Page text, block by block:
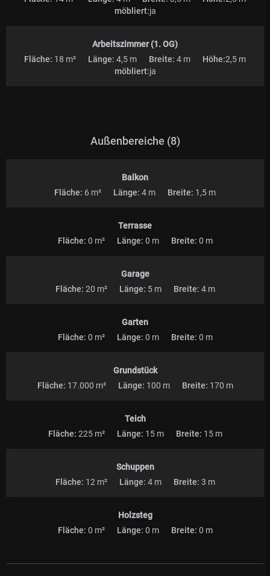
möbliert:ja
Arbeitszimmer (1. OG)
Fläche: 18 m² Länge: 4,5 m Breite: 4 m Höhe:2,5 m
möbliert:ja
Außenbereiche (8)
Balkon
Fläche: 6 m² Länge: 4 m Breite: 1,5 m
Terrasse
Fläche: 0 m² Länge: 0 m Breite: 0 m
Garage
Fläche: 20 m² Länge: 5 m Breite: 4 m
Garten
Fläche: 0 m² Länge: 0 m Breite: 0 m
Grundstück
Fläche: 17.000 m² Länge: 100 m Breite: 170 m
Teich
Fläche: 225 m² Länge: 15 m Breite: 15 m
Schuppen
Fläche: 12 m² Länge: 4 m Breite: 3 m
Holzsteg
Fläche: 0 m² Länge: 0 m Breite: 0 m